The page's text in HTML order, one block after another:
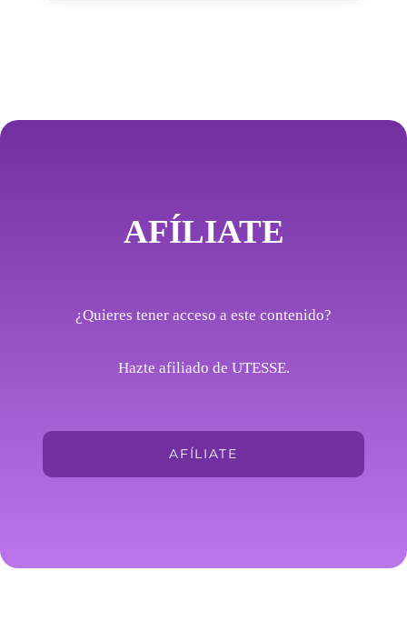
AFÍLIATE
¿Quieres tener acceso a este contenido?
Hazte afiliado de UTESSE.
AFÍLIATE